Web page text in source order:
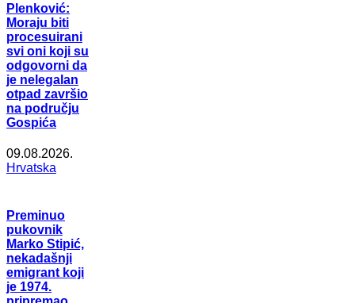
Plenković:
Moraju biti
procesuirani
svi oni koji su
odgovorni da
je nelegalan
otpad završio
na području
Gospića
09.08.2026.
Hrvatska
Preminuo
pukovnik
Marko Stipić,
nekadašnji
emigrant koji
je 1974.